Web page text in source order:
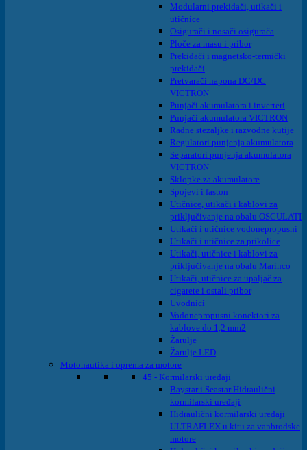
Modularni prekidači, utikači i
utičnice
Osigurači i nosači osigurača
Ploče za masu i pribor
Prekidači i magnetsko-termički
prekidači
Pretvarači napona DC/DC
VICTRON
Punjači akumulatora i inverteri
Punjači akumulatora VICTRON
Radne stezaljke i razvodne kutije
Regulatori punjenja akumulatora
Separatori punjenja akumulatora
VICTRON
Sklopke za akumulatore
Spojevi i faston
Utičnice, utikači i kablovi za
priključivanje na obalu OSCULATI
Utikači i utičnice vodonepropusni
Utikači i utičnice za prikolice
Utikači, utičnice i kablovi za
priključivanje na obalu Marinco
Utikači, utičnice za upaljač za
cigarete i ostali pribor
Uvodnici
Vodonepropusni konektori za
kablove do 1,2 mm2
Žarulje
Žarulje LED
Motonautika i oprema za motore
45 - Kormilarski uređaji
Baystar i Seastar Hidraulični
kormilarski uređaji
Hidraulični kormilarski uređaji
ULTRAFLEX u kitu za vanbrodske
motore